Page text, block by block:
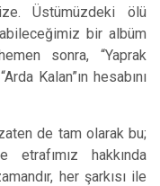
Üstümüzdeki ölü
bir albüm
sonra, “Yaprak
Kalan”ın hesabını
de tam olarak bu;
hakkında
her şarkısı ile